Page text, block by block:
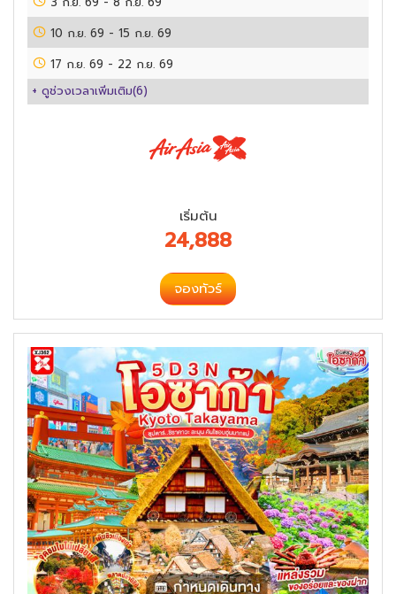
10 ก.ย. 69 - 15 ก.ย. 69
17 ก.ย. 69 - 22 ก.ย. 69
+ ดูช่วงเวลาเพิ่มเติม(6)
เริ่มต้น
24,888
จองทัวร์